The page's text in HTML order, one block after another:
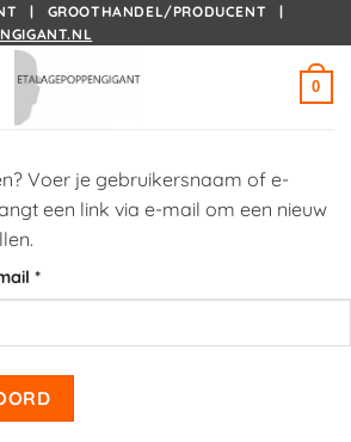
| GROOTHANDEL/PRODUCENT |
0
Voer je gebruikersnaam of e-
een link via e-mail om een nieuw
*Vereist